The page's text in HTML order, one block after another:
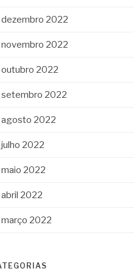
dezembro 2022
novembro 2022
outubro 2022
setembro 2022
agosto 2022
julho 2022
maio 2022
abril 2022
março 2022